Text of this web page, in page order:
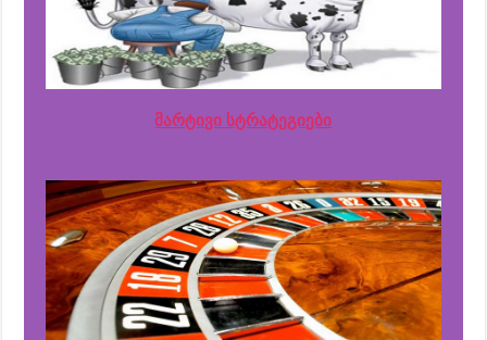
მარტივი სტრატეგიები